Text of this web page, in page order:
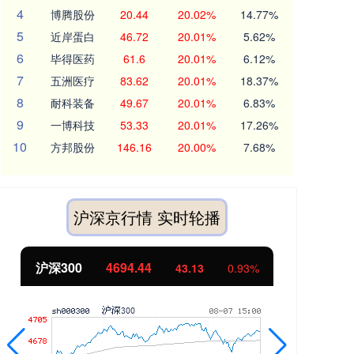
4 博腾股份 20.44 20.02% 14.77%
5 近岸蛋白 46.72 20.01% 5.62%
6 毕得医药 61.6 20.01% 6.12%
7 五洲医疗 83.62 20.01% 18.37%
8 耐科装备 49.67 20.01% 6.83%
9 一博科技 53.33 20.01% 17.26%
10 方邦股份 146.16 20.00% 7.68%
沪深京行情 实时轮播
北证50 1134.24 11.37 1.01%